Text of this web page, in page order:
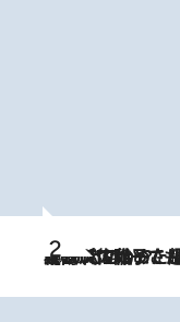
2026.8.5
【阿川佐和子さんの年とる力】なぜ70代で始めた趣味は“こんなに楽しい”のか？ ピアノ、俳句…スランプに陥っても続けられる“ある秘訣”とは